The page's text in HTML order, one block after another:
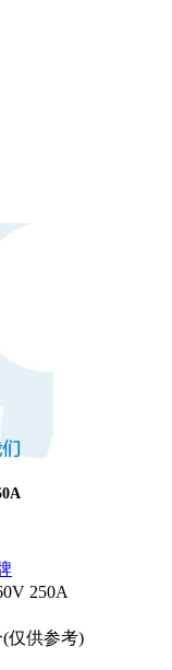
250A
(仅供参考)